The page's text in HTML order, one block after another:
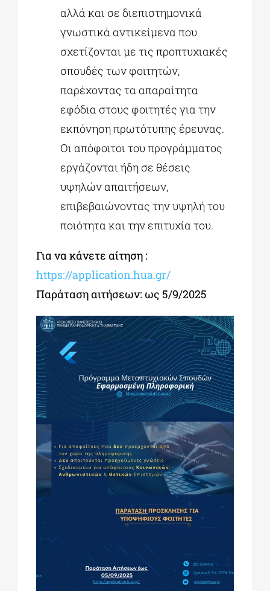
αλλά και σε διεπιστημονικά
γνωστικά αντικείμενα που
σχετίζονται με τις προπτυχιακές
σπουδές των φοιτητών,
παρέχοντας τα απαραίτητα
εφόδια στους φοιτητές για την
εκπόνηση πρωτότυπης έρευνας.
Οι απόφοιτοι του προγράμματος
εργάζονται ήδη σε θέσεις
υψηλών απαιτήσεων,
επιβεβαιώνοντας την υψηλή του
ποιότητα και την επιτυχία του.
Για να κάνετε αίτηση :
https://application.hua.gr/
Παράταση αιτήσεων: ως 5/9/2025